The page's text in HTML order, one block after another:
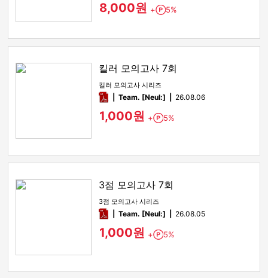
8,000원 + Point
5%
킬러 모의고사 7회
킬러 모의고사 시리즈
pdfTeam. [Neul:] 26.08.06
1,000원 + Point
5%
3점 모의고사 7회
3점 모의고사 시리즈
pdfTeam. [Neul:] 26.08.05
1,000원 + Point
5%